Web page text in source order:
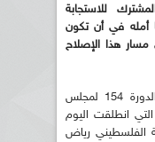
للاستجابة
أمله في أن تكون
مسار هذا الإصلاح
وأكد بوقدوم في كلمته إلى أشغال الدورة 154 لمجلس
انطلقت اليوم
الفلسطيني رياض